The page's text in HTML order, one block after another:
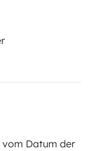
vom Datum der